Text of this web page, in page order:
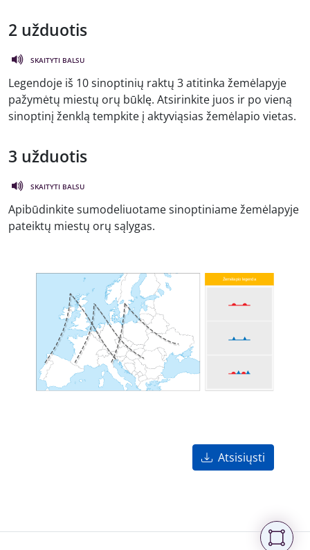
2 užduotis
SKAITYTI BALSU
Legendoje iš 10 sinoptinių raktų 3 atitinka žemėlapyje
pažymėtų miestų orų būklę. Atsirinkite juos ir po vieną
sinoptinį ženklą tempkite į aktyviąsias žemėlapio vietas.
3 užduotis
SKAITYTI BALSU
Apibūdinkite sumodeliuotame sinoptiniame žemėlapyje
pateiktų miestų orų sąlygas.
Atsisiųsti